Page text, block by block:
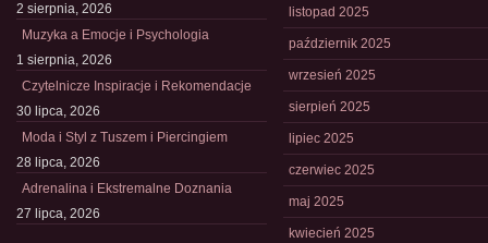
2 sierpnia, 2026
Muzyka a Emocje i Psychologia
1 sierpnia, 2026
Czytelnicze Inspiracje i Rekomendacje
30 lipca, 2026
Moda i Styl z Tuszem i Piercingiem
28 lipca, 2026
Adrenalina i Ekstremalne Doznania
27 lipca, 2026
listopad 2025
październik 2025
wrzesień 2025
sierpień 2025
lipiec 2025
czerwiec 2025
maj 2025
kwiecień 2025